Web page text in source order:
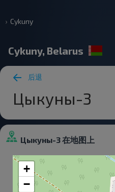
Cykuny
Cykuny, Belarus
后退
Цыкуны-3
Цыкуны-3 在地图上
+
−